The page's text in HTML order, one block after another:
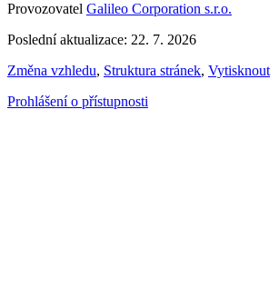
Provozovatel Galileo Corporation s.r.o.
Poslední aktualizace: 22. 7. 2026
Změna vzhledu, Struktura stránek, Vytisknout
Prohlášení o přístupnosti